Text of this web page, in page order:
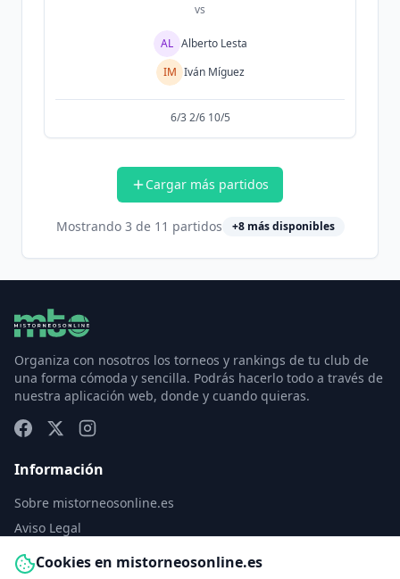
Cookies en mistorneosonline.es
vs
AL Alberto Lesta
IM Iván Míguez
6/3 2/6 10/5
Cargar más partidos
Mostrando 3 de 11 partidos +8más disponibles
Organiza con nosotros los torneos y rankings de tu club de
una forma cómoda y sencilla. Podrás hacerlo todo a través de
nuestra aplicación web, donde y cuando quieras.
Información
Sobre mistorneosonline.es
Aviso Legal
Política de Privacidad